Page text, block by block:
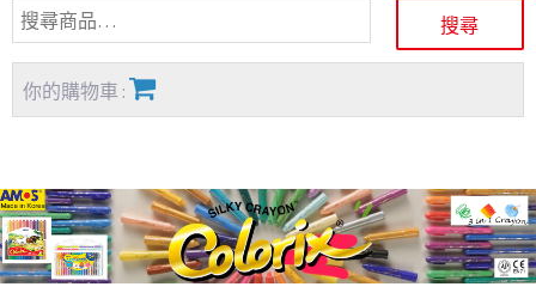
你的購物車 :